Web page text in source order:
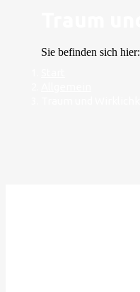
Sie befinden sich hier: